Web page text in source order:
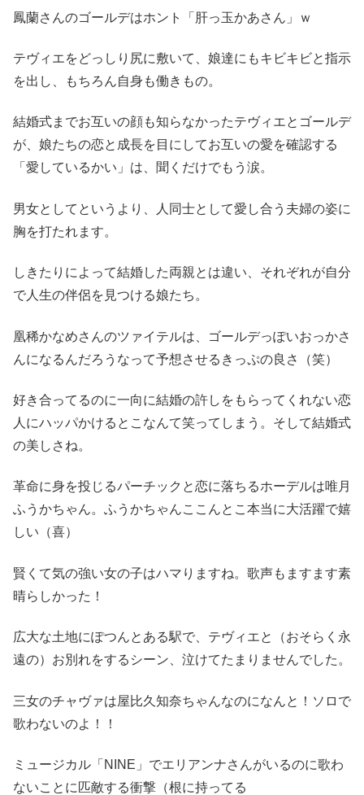
鳳蘭さんのゴールデはホント「肝っ玉かあさん」ｗ
テヴィエをどっしり尻に敷いて、娘達にもキビキビと指示
を出し、もちろん自身も働きもの。
結婚式までお互いの顔も知らなかったテヴィエとゴールデ
が、娘たちの恋と成長を目にしてお互いの愛を確認する
「愛しているかい」は、聞くだけでもう涙。
男女としてというより、人同士として愛し合う夫婦の姿に
胸を打たれます。
しきたりによって結婚した両親とは違い、それぞれが自分
で人生の伴侶を見つける娘たち。
凰稀かなめさんのツァイテルは、ゴールデっぽいおっかさ
んになるんだろうなって予想させるきっぷの良さ（笑）
好き合ってるのに一向に結婚の許しをもらってくれない恋
人にハッパかけるとこなんて笑ってしまう。そして結婚式
の美しさね。
革命に身を投じるパーチックと恋に落ちるホーデルは唯月
ふうかちゃん。ふうかちゃんここんとこ本当に大活躍で嬉
しい（喜）
賢くて気の強い女の子はハマりますね。歌声もますます素
晴らしかった！
広大な土地にぽつんとある駅で、テヴィエと（おそらく永
遠の）お別れをするシーン、泣けてたまりませんでした。
三女のチャヴァは屋比久知奈ちゃんなのになんと！ソロで
歌わないのよ！！
ミュージカル「NINE」でエリアンナさんがいるのに歌わ
ないことに匹敵する衝撃（根に持ってる